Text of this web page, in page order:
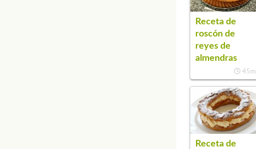
Receta de
roscón de
reyes de
almendras
45m
Receta de